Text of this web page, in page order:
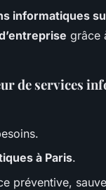
informatiques
grâce
de services
à Paris.
préventive,